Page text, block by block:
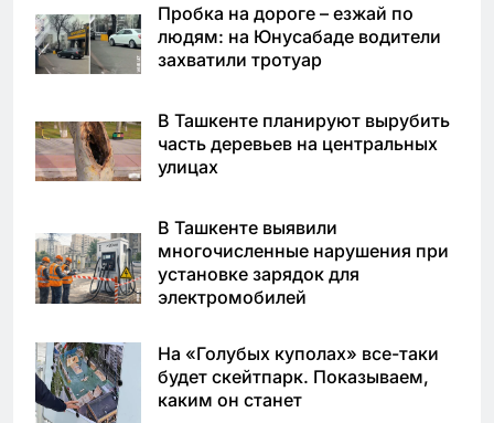
Пробка на дороге – езжай по
людям: на Юнусабаде водители
захватили тротуар
В Ташкенте планируют вырубить
часть деревьев на центральных
улицах
В Ташкенте выявили
многочисленные нарушения при
установке зарядок для
электромобилей
На «Голубых куполах» все-таки
будет скейтпарк. Показываем,
каким он станет